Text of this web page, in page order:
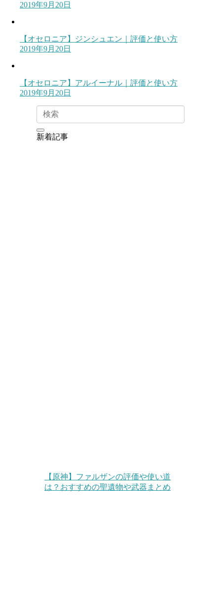
2019年9月20日
【オセロニア】ジンシュエン｜評価と使い方
2019年9月20日
【オセロニア】アルイーナル｜評価と使い方
2019年9月20日
新着記事
【原神】ファルザンの評価や使い道
は？おすすめの聖遺物や武器まとめ